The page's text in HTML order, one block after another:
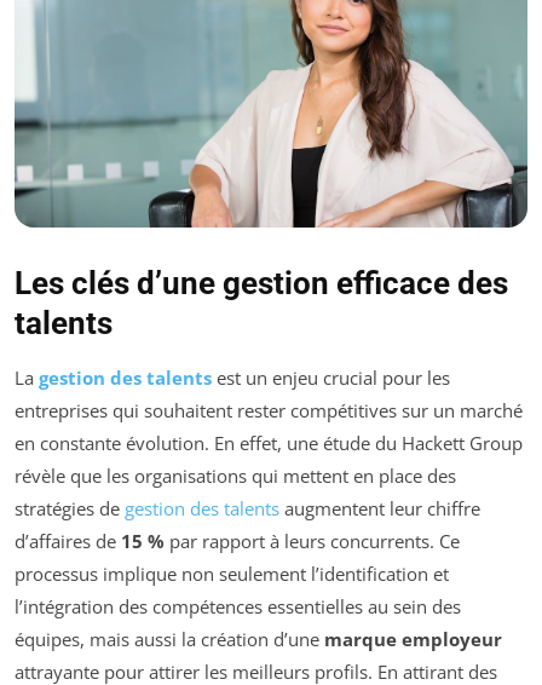
Les clés d’une gestion efficace des
talents
La gestion des talents est un enjeu crucial pour les
entreprises qui souhaitent rester compétitives sur un marché
en constante évolution. En effet, une étude du Hackett Group
révèle que les organisations qui mettent en place des
stratégies de gestion des talents augmentent leur chiffre
d’affaires de 15 % par rapport à leurs concurrents. Ce
processus implique non seulement l’identification et
l’intégration des compétences essentielles au sein des
équipes, mais aussi la création d’une marque employeur
attrayante pour attirer les meilleurs profils. En attirant des